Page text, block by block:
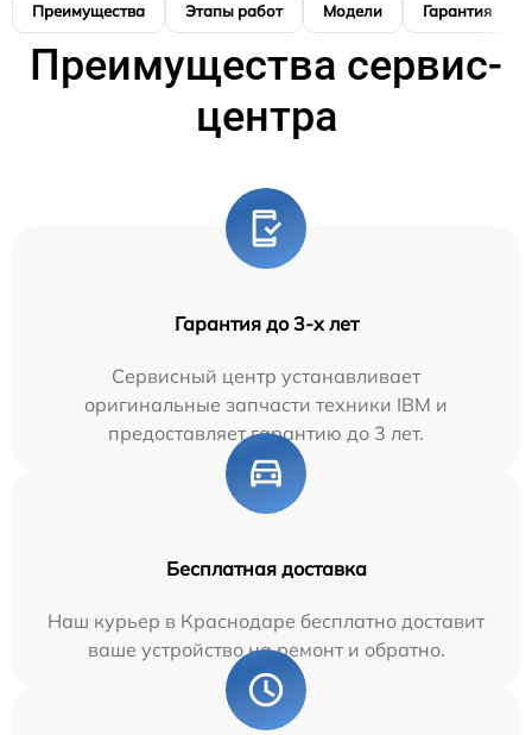
Преимущества Этапы работ Модели Гарантия
Преимущества сервис-
центра
Гарантия до 3-х лет
Сервисный центр устанавливает
оригинальные запчасти техники IBM и
предоставляет гарантию до 3 лет.
Бесплатная доставка
Наш курьер в Краснодаре бесплатно доставит
ваше устройство на ремонт и обратно.